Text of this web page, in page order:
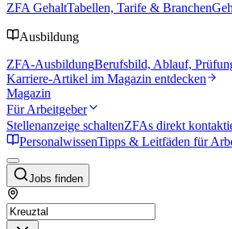
ZFA GehaltTabellen, Tarife & Branchen
Ausbildung
ZFA-AusbildungBerufsbild, Ablauf,
Karriere-Artikel im Magazin entdecken
Magazin
Für Arbeitgeber
Stellenanzeige schaltenZFAs direkt
PersonalwissenTipps & Leitfäden für
Jobs finden